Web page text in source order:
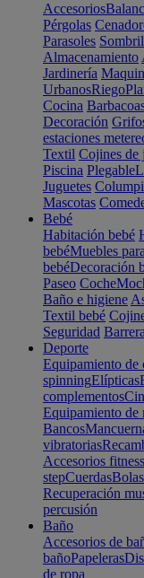
Accesorios
Pérgolas
Parasoles
Almacenamiento
Jardinería
UrbanosRiego
Cocina
Decoración
estaciones
Textil Cojines de
Piscina Plegable
Juguetes
Mascotas
Bebé
Habitación bebé
bebéMuebles
bebéDecoración
Paseo Coche
Baño e higiene
Textil bebé
Seguridad
Deporte
Equipamiento de
spinningElípticas
complementos
Equipamiento de
Bancos
vibratorias
Accesorios fitness
stepCuerdas
Recuperación
percusión
Baño
Accesorios de
bañoPapeleras
de ropa